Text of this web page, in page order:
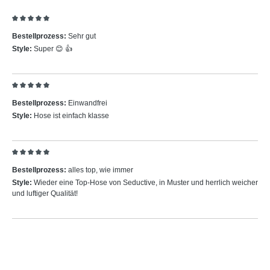
Bestellprozess: Sehr gut
Style: Super 😊 👍
Bestellprozess: Einwandfrei
Style: Hose ist einfach klasse
Bestellprozess: alles top, wie immer
Style: Wieder eine Top-Hose von Seductive, in Muster und herrlich weicher
und luftiger Qualität!